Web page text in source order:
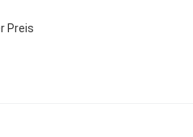
Preis